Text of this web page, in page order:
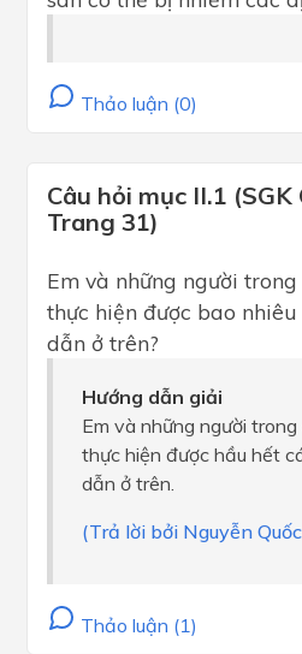
Thảo luận (0)
Câu hỏi mục II.1 (SGK
Trang 31)
Em và những người
thực hiện được bao
dẫn ở trên?
Hướng dẫn giải
Em và những người
thực hiện được hầu hết
dẫn ở trên.
(Trả lời bởi Nguyễn
Thảo luận (1)